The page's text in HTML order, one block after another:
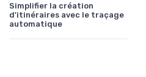
Simplifier la création
d'itinéraires avec le traçage
automatique